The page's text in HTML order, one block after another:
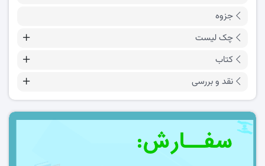
جزوه
چک لیست
کتاب
نقد و بررسی